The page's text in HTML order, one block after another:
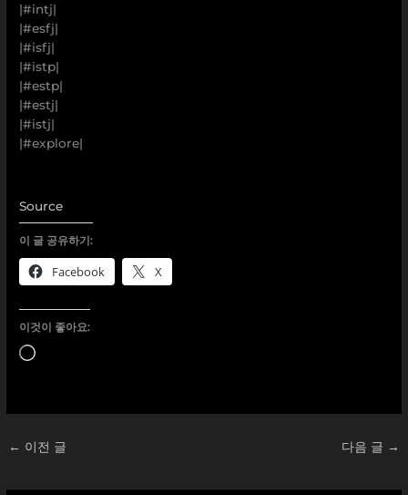
|#intj|
|#esfj|
|#isfj|
|#istp|
|#estp|
|#estj|
|#istj|
|#explore|
Source
이 글 공유하기:
Facebook X
이것이 좋아요:
로
← 이전 글 다음 글 →